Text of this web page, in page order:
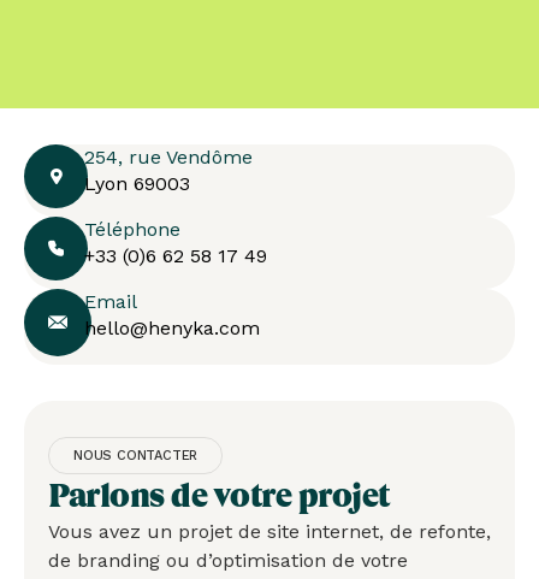
254, rue Vendôme
Lyon 69003
Téléphone
+33 (0)6 62 58 17 49
Email
hello@henyka.com
NOUS CONTACTER
Parlons de votre projet
Vous avez un projet de site internet, de refonte,
de branding ou d’optimisation de votre